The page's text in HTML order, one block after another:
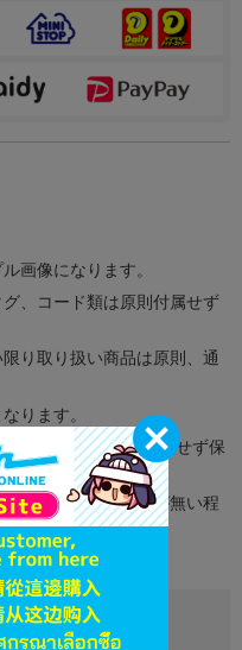
画像になります。
、コード類は原則付属せず
り取り扱い商品は原則、通
ります。
メモリーカードは付属せず保
まして再生に支障が無い程